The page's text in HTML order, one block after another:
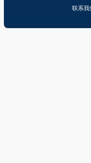
联系